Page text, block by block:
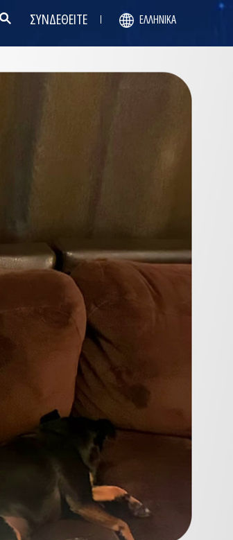
ΣΥΝΔΕΘΕΙΤΕ ΕΛΛΗΝΙΚΆ